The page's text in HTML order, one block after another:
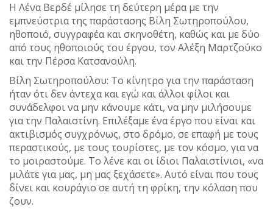
Η Λένα Βερδέ μίλησε τη δεύτερη μέρα με την
εμπνεύστρια της παράστασης Βίλη Σωτηροπούλου,
ηθοποιό, συγγραφέα και σκηνοθέτη, καθώς και με δύο
από τους ηθοποιούς του έργου, τον Αλέξη Μαρτζούκο
και την Πέρσα Κατσανούλη.
Βίλη Σωτηροπούλου: Το κίνητρο για την παράσταση
ήταν ότι δεν άντεχα και εγώ και άλλοι φίλοι και
συνάδελφοι να μην κάνουμε κάτι, να μην μιλήσουμε
για την Παλαιστίνη. Επιλέξαμε ένα έργο που είναι και
ακτιβισμός συγχρόνως, στο δρόμο, σε επαφή με τους
περαστικούς, με τους τουρίστες, με τον κόσμο, για να
το μοιραστούμε. Το λένε και οι ίδιοι Παλαιστίνιοι, «να
μιλάτε για μας, μη μας ξεχάσετε». Αυτό είναι που τους
δίνει και κουράγιο σε αυτή τη φρίκη, την κόλαση που
ζουν.